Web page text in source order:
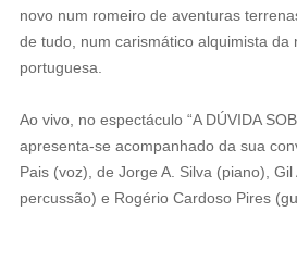
novo num romeiro de aventuras
de tudo, num carismático alquimista da
portuguesa.
Ao vivo, no espectáculo “A DÚVIDA
apresenta-se acompanhado da sua
Pais (voz), de Jorge A. Silva (piano), Gil
percussão) e Rogério Cardoso Pires